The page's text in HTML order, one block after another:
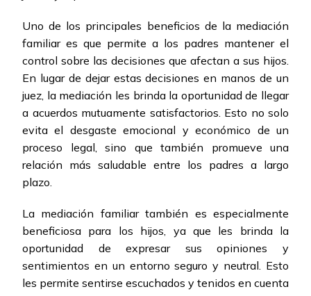
Uno de los principales beneficios de la mediación
familiar es que permite a los padres mantener el
control sobre las decisiones que afectan a sus hijos.
En lugar de dejar estas decisiones en manos de un
juez, la mediación les brinda la oportunidad de llegar
a acuerdos mutuamente satisfactorios. Esto no solo
evita el desgaste emocional y económico de un
proceso legal, sino que también promueve una
relación más saludable entre los padres a largo
plazo.
La mediación familiar también es especialmente
beneficiosa para los hijos, ya que les brinda la
oportunidad de expresar sus opiniones y
sentimientos en un entorno seguro y neutral. Esto
les permite sentirse escuchados y tenidos en cuenta